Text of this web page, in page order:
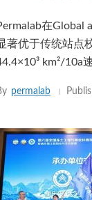
在Global
著优于传统站点
km²/10a
permalab